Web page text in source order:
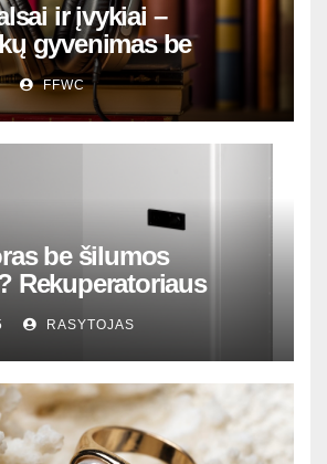
ir įvykiai –
gyvenimas be
FFWC
be šilumos
Rekuperatoriaus
namuose
RASYTOJAS